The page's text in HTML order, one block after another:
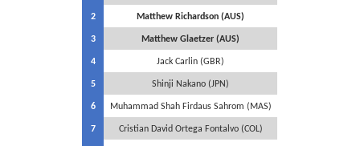
2 Matthew Richardson (AUS)
3 Matthew Glaetzer (AUS)
4 Jack Carlin (GBR)
5 Shinji Nakano (JPN)
6 Muhammad Shah Firdaus Sahrom (MAS)
7 Cristian David Ortega Fontalvo (COL)